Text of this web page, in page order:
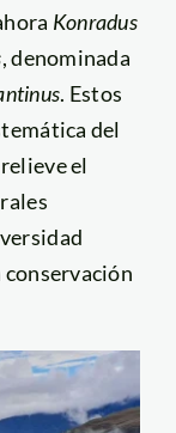
Konradus
, denominada
. Estos
del
el
conservación